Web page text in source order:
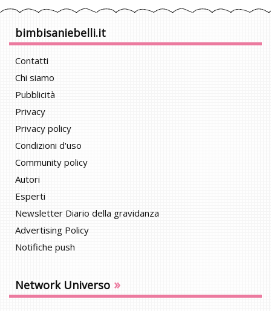
bimbisaniebelli.it
Contatti
Chi siamo
Pubblicità
Privacy
Privacy policy
Condizioni d'uso
Community policy
Autori
Esperti
Newsletter Diario della gravidanza
Advertising Policy
Notifiche push
Network Universo »